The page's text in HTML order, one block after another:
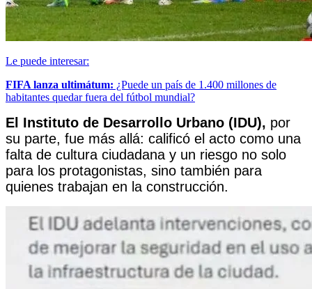
Le puede interesar:
FIFA lanza ultimátum: ¿Puede un país de 1.400 millones de
habitantes quedar fuera del fútbol mundial?
El Instituto de Desarrollo Urbano (IDU), por
su parte, fue más allá: calificó el acto como una
falta de cultura ciudadana y un riesgo no solo
para los protagonistas, sino también para
quienes trabajan en la construcción.